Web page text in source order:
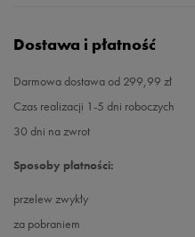
Dostawa i płatność
Darmowa dostawa od 299,99 zł
Czas realizacji 1-5 dni roboczych
30 dni na zwrot
Sposoby płatności:
przelew zwykły
za pobraniem